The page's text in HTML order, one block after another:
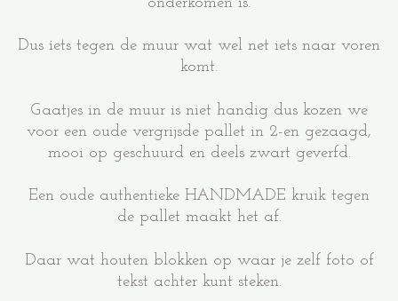
Dus iets tegen de muur wat wel net iets naar voren
komt.
Gaatjes in de muur is niet handig dus kozen we
voor een oude vergrijsde pallet in 2-en gezaagd,
mooi op geschuurd en deels zwart geverfd.
Een oude authentieke HANDMADE kruik tegen
de pallet maakt het af.
Daar wat houten blokken op waar je zelf foto of
tekst achter kunt steken.